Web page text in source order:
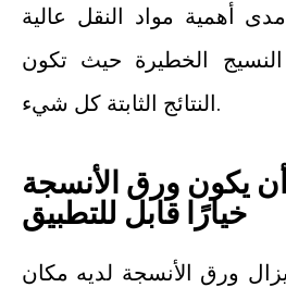
أهمية مواد النقل عالية
الخطيرة حيث تكون
النتائج الثابتة كل شيء.
يكون ورق الأنسجة
خيارًا قابل للتطبيق
ورق الأنسجة لديه مكان